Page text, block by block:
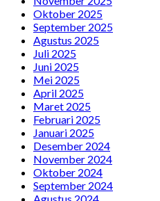
Oktober 2025
September 2025
Agustus 2025
Juli 2025
Juni 2025
Mei 2025
April 2025
Maret 2025
Februari 2025
Januari 2025
Desember 2024
November 2024
Oktober 2024
September 2024